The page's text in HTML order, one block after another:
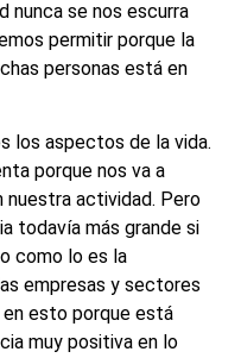
nunca se nos escurra
permitir porque la
personas está en
los aspectos de la vida.
porque nos va a
nuestra actividad. Pero
todavía más grande si
como lo es la
empresas y sectores
en esto porque está
muy positiva en lo